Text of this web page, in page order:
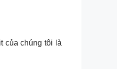
của chúng tôi là